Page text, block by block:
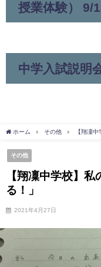
授業体験） 9/
中学入試説明
ホーム その他 【翔凜
その他
【翔凜中学校】
る！」
2021年4月27日